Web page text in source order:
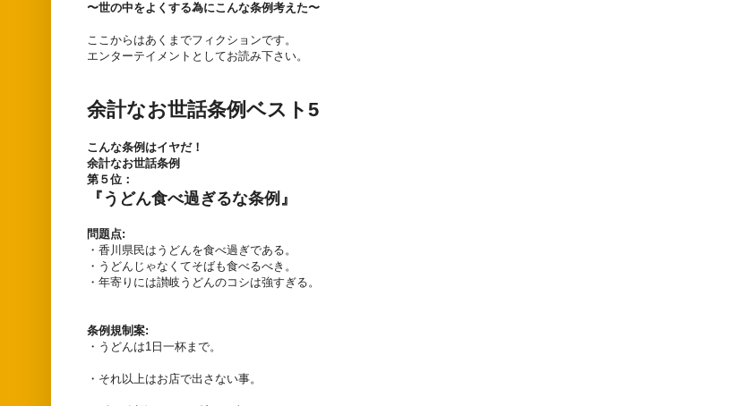
〜世の中をよくする為にこんな条例考えた〜
ここからはあくまでフィクションです。
エンターテイメントとしてお読み下さい。
余計なお世話条例ベスト5
こんな条例はイヤだ！
余計なお世話条例
第５位：
『うどん食べ過ぎるな条例』
問題点:
・香川県民はうどんを食べ過ぎである。
・うどんじゃなくてそばも食べるべき。
・年寄りには讃岐うどんのコシは強すぎる。
条例規制案:
・うどんは1日一杯まで。
・それ以上はお店で出さない事。